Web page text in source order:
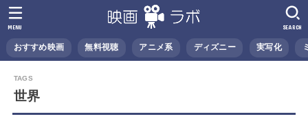
おすすめ映画 無料視聴 アニメ系 ディズニー 実写化
SEARCH
MENU
世界